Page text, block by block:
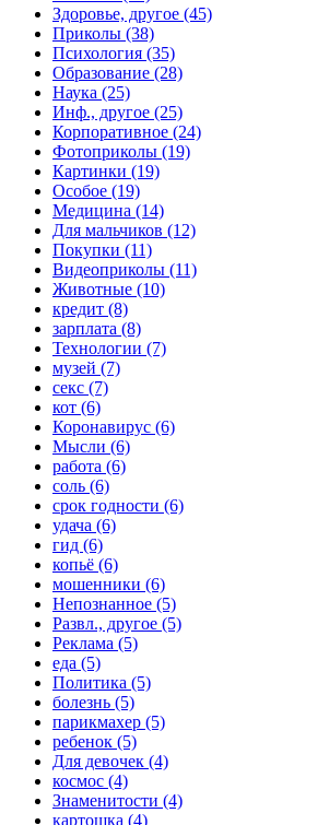
Здоровье, другое (45)
Приколы (38)
Психология (35)
Образование (28)
Наука (25)
Инф., другое (25)
Корпоративное (24)
Фотоприколы (19)
Картинки (19)
Особое (19)
Медицина (14)
Для мальчиков (12)
Покупки (11)
Видеоприколы (11)
Животные (10)
кредит (8)
зарплата (8)
Технологии (7)
музей (7)
секс (7)
кот (6)
Коронавирус (6)
Мысли (6)
работа (6)
соль (6)
срок годности (6)
удача (6)
гид (6)
копьё (6)
мошенники (6)
Непознанное (5)
Развл., другое (5)
Реклама (5)
еда (5)
Политика (5)
болезнь (5)
парикмахер (5)
ребенок (5)
Для девочек (4)
космос (4)
Знаменитости (4)
картошка (4)